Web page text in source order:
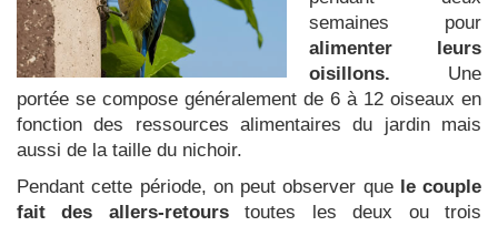
semaines pour
alimenter leurs
oisillons. Une
portée se compose généralement de 6 à 12 oiseaux en
fonction des ressources alimentaires du jardin mais
aussi de la taille du nichoir.
Pendant cette période, on peut observer que le couple
fait des allers-retourstoutes les deux ou trois